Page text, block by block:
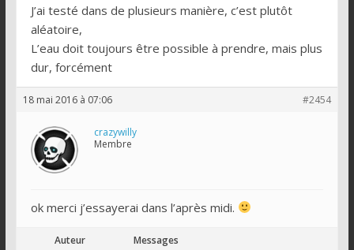
J’ai testé dans de plusieurs manière, c’est plutôt
aléatoire,
L’eau doit toujours être possible à prendre, mais plus
dur, forcément
18 mai 2016 à 07:06 #2454
crazywilly
Membre
ok merci j’essayerai dans l’après midi.
Auteur Messages